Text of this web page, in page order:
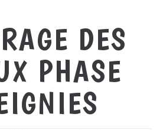
DES
PHASE